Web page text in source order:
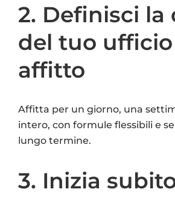
2. Definisci la
del tuo
affitto
Affitta per un giorno, una
intero, con formule flessibili e
lungo termine.
3. Inizia